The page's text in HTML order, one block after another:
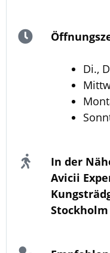
Di.,
In der
Avicii